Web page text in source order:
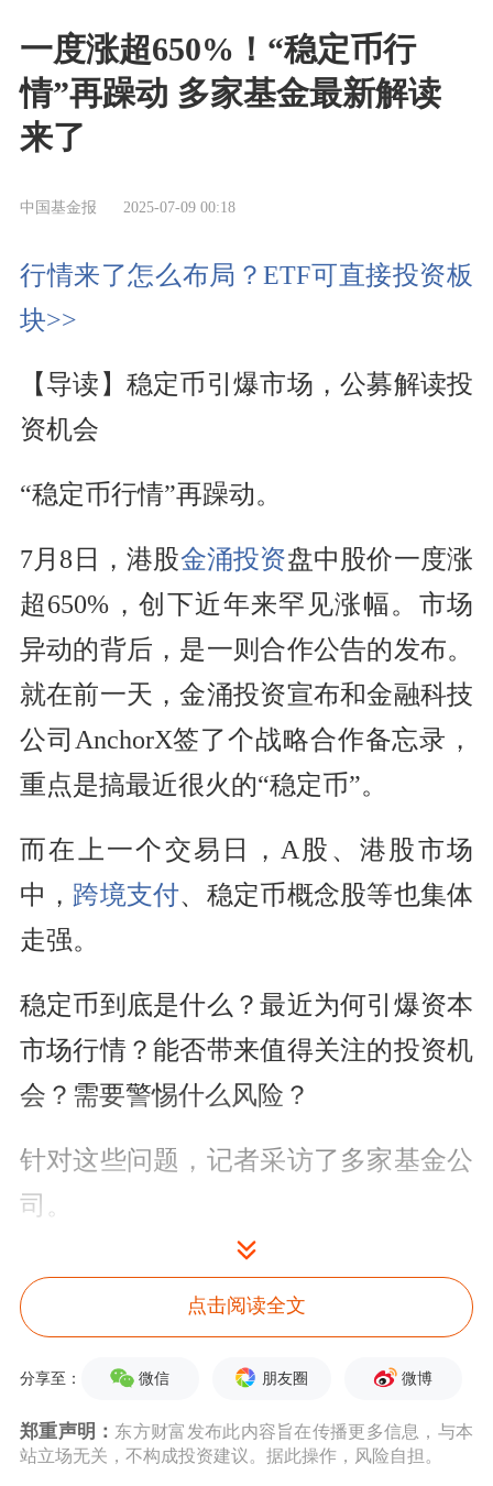
一度涨超650%！“稳定币行
情”再躁动 多家基金最新解读
来了
中国基金报 2025-07-09 00:18
行情来了怎么布局？ETF可直接投资板
块>>
【导读】稳定币引爆市场，公募解读投
资机会
“稳定币行情”再躁动。
7月8日，港股金涌投资盘中股价一度涨
超650%，创下近年来罕见涨幅。市场
异动的背后，是一则合作公告的发布。
就在前一天，金涌投资宣布和金融科技
公司AnchorX签了个战略合作备忘录，
重点是搞最近很火的“稳定币”。
而在上一个交易日，A股、港股市场
中， 跨境支付、稳定币概念股等也集体
走强。
稳定币到底是什么？最近为何引爆资本
市场行情？能否带来值得关注的投资机
会？需要警惕什么风险？
针对这些问题，记者采访了多家基金公
司。
高效、去中心化的稳定币
在基金公司看来，作为锚定法定货币或
大宗商品价值的加密货币，稳定币凭借
储备资产与算法机制维持价格稳定，既
具备加密货币的便捷性和去中心化特
点击阅读全文
分享至： 微信 朋友圈 微博
郑重声明： 东方财富发布此内容旨在传播更多信息，与本
站立场无关，不构成投资建议。据此操作，风险自担。